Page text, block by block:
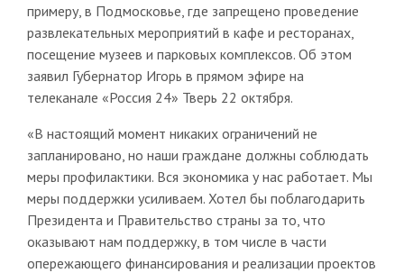
примеру, в Подмосковье, где запрещено проведение
развлекательных мероприятий в кафе и ресторанах,
посещение музеев и парковых комплексов. Об этом
заявил Губернатор Игорь в прямом эфире на
телеканале «Россия 24» Тверь 22 октября.
«В настоящий момент никаких ограничений не
запланировано, но наши граждане должны соблюдать
меры профилактики. Вся экономика у нас работает. Мы
меры поддержки усиливаем. Хотел бы поблагодарить
Президента и Правительство страны за то, что
оказывают нам поддержку, в том числе в части
опережающего финансирования и реализации проектов